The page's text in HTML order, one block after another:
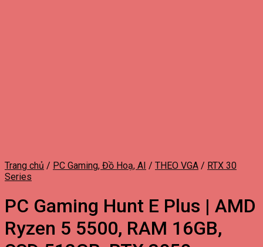
Trang chủ / PC Gaming, Đồ Hoạ, AI / THEO VGA / RTX 30
Series
PC Gaming Hunt E Plus | AMD
Ryzen 5 5500, RAM 16GB,